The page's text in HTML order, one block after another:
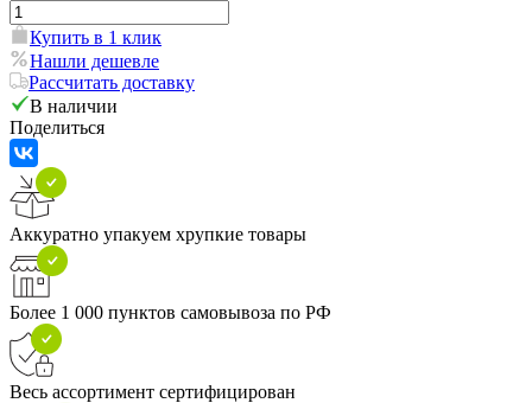
Купить в 1 клик
Нашли дешевле
Рассчитать доставку
В наличии
Поделиться
Аккуратно упакуем хрупкие товары
Более 1 000 пунктов самовывоза по РФ
Весь ассортимент сертифицирован